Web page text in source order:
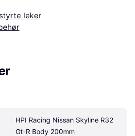
leker
HPI Racing Nissan Skyline R32
Gt-R Body 200mm